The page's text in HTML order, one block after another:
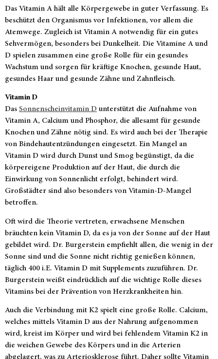
Das Vitamin A hält alle Körpergewebe in guter Verfassung. Es
beschützt den Organismus vor Infektionen, vor allem die
Atemwege. Zugleich ist Vitamin A notwendig für ein gutes
Sehvermögen, besonders bei Dunkelheit. Die Vitamine A und
D spielen zusammen eine große Rolle für ein gesundes
Wachstum und sorgen für kräftige Knochen, gesunde Haut,
gesundes Haar und gesunde Zähne und Zahnfleisch.
Vitamin D
Das Sonnenscheinvitamin D unterstützt die Aufnahme von
Vitamin A, Calcium und Phosphor, die allesamt für gesunde
Knochen und Zähne nötig sind. Es wird auch bei der Therapie
von Bindehautentzündungen eingesetzt. Ein Mangel an
Vitamin D wird durch Dunst und Smog begünstigt, da die
körpereigene Produktion auf der Haut, die durch die
Einwirkung von Sonnenlicht erfolgt, behindert wird.
Großstädter sind also besonders von Vitamin-D-Mangel
betroffen.
Oft wird die Theorie vertreten, erwachsene Menschen
bräuchten kein Vitamin D, da es ja von der Sonne auf der Haut
gebildet wird. Dr. Burgerstein empfiehlt allen, die wenig in der
Sonne sind und die Sonne nicht richtig genießen können,
täglich 400 i.E. Vitamin D mit Supplements zuzuführen. Dr.
Burgerstein weißt eindrücklich auf die wichtige Rolle dieses
Vitamins bei der Prävention von Herzkrankheiten hin.
Auch die Verbindung mit K2 spielt eine große Rolle. Calcium,
welches mittels Vitamin D aus der Nahrung aufgenommen
wird, kreist im Körper und wird bei fehlendem Vitamin K2 in
die weichen Gewebe des Körpers und in die Arterien
abgelagert, was zu Arteriosklerose führt. Daher sollte Vitamin